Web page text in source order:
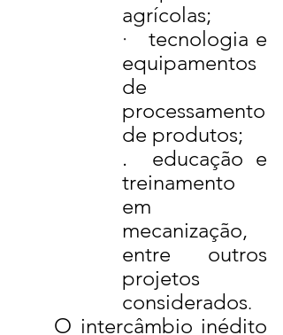
agrícolas;
· tecnologia e
equipamentos
de
processamento
de produtos;
.  educação e
treinamento
em
mecanização,
entre outros
projetos
considerados.